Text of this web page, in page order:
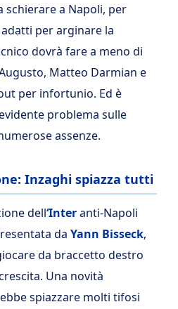
a Napoli, per
per arginare la
dovrà fare a meno di
Matteo Darmian e
per infortunio. Ed è
problema sulle
assenze.
Inzaghi spiazza tutti
dell‘Interanti-Napoli
da Yann Bisseck,
da braccetto destro
Una novità
spiazzare molti tifosi